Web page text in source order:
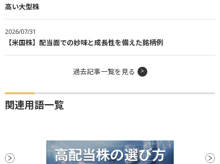
高い大型株
2026/07/31
【米国株】配当面での妙味と成長性を備えた銘柄例
過去記事一覧を見る
関連用語一覧